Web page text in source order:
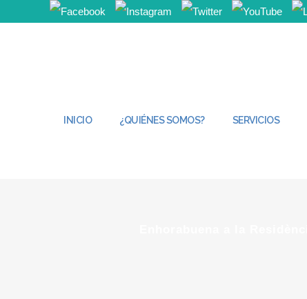
INICIO ¿QUIÉNES SOMOS? SERVICIOS